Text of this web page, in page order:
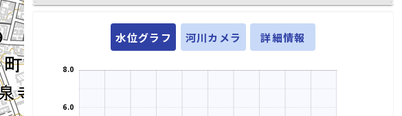
水位グラフ 河川カメラ 詳細情報
6.0
8.0